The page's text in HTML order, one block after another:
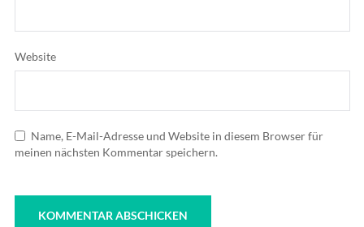
Website
Name, E-Mail-Adresse und Website in diesem Browser für
meinen nächsten Kommentar speichern.